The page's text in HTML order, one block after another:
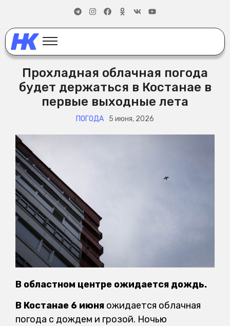
Прохладная облачная погода
будет держаться в Костанае в
первые выходные лета
ПОГОДА 5 июня, 2026
В областном центре ожидается дождь.
В Костанае 6 июня ожидается облачная
погода с дождем и грозой. Ночью